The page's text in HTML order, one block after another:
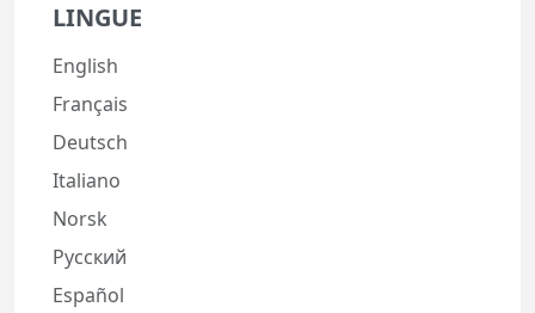
LINGUE
English
Français
Deutsch
Italiano
Norsk
Русский
Español